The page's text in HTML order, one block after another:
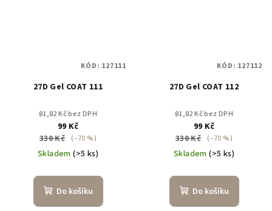
27D Gel COAT 111
81,82 Kč bez DPH
99 Kč
330 Kč
(–70 %)
Skladem(>5 ks)
Do košíku
KÓD: 127111
27D Gel COAT 112
81,82 Kč bez DPH
99 Kč
330 Kč
(–70 %)
Skladem(>5 ks)
Do košíku
KÓD: 127112